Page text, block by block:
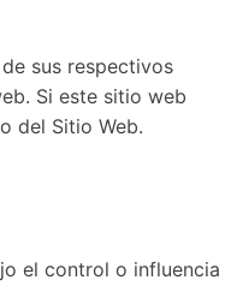
sus respectivos
Si este sitio web
del Sitio Web.
el control o influencia